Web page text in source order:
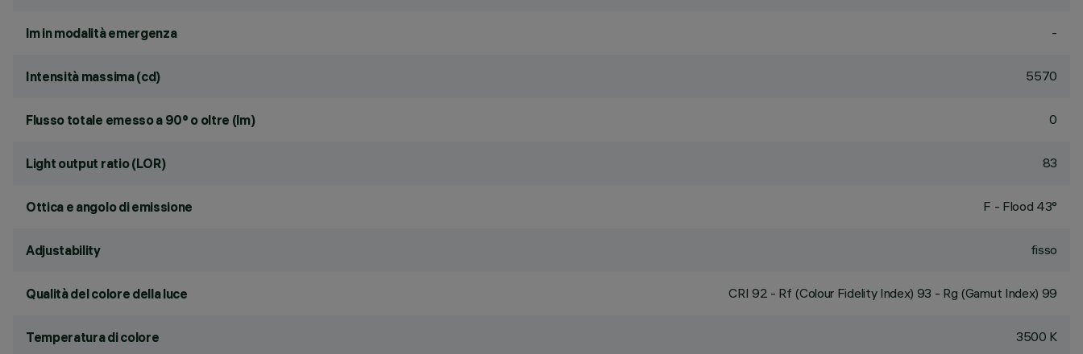
lm in modalità emergenza -
Intensità massima (cd) 5570
Flusso totale emesso a 90° o oltre (lm) 0
Light output ratio (LOR) 83
Ottica e angolo di emissione F - Flood 43°
Adjustability fisso
Qualità del colore della luce CRI 92 - Rf (Colour Fidelity Index) 93 - Rg (Gamut Index) 99
Temperatura di colore 3500 K